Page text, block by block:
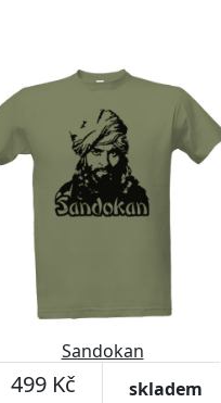
Přizpůsobitelný motiv
Sandokan
499 Kč skladem